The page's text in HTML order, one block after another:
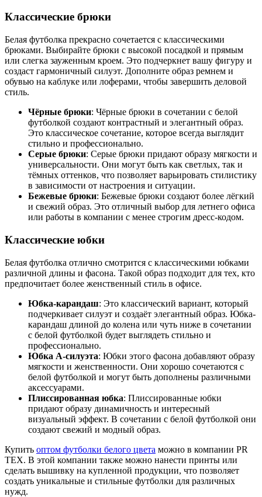
Классические брюки
Белая футболка прекрасно сочетается с классическими
брюками. Выбирайте брюки с высокой посадкой и прямым
или слегка зауженным кроем. Это подчеркнет вашу фигуру и
создаст гармоничный силуэт. Дополните образ ремнем и
обувью на каблуке или лоферами, чтобы завершить деловой
стиль.
Чёрные брюки: Чёрные брюки в сочетании с белой
футболкой создают контрастный и элегантный образ.
Это классическое сочетание, которое всегда выглядит
стильно и профессионально.
Серые брюки: Серые брюки придают образу мягкости и
универсальности. Они могут быть как светлых, так и
тёмных оттенков, что позволяет варьировать стилистику
в зависимости от настроения и ситуации.
Бежевые брюки: Бежевые брюки создают более лёгкий
и свежий образ. Это отличный выбор для летнего офиса
или работы в компании с менее строгим дресс-кодом.
Классические юбки
Белая футболка отлично смотрится с классическими юбками
различной длины и фасона. Такой образ подходит для тех, кто
предпочитает более женственный стиль в офисе.
Юбка-карандаш: Это классический вариант, который
подчеркивает силуэт и создаёт элегантный образ. Юбка-
карандаш длиной до колена или чуть ниже в сочетании
с белой футболкой будет выглядеть стильно и
профессионально.
Юбка А-силуэта: Юбки этого фасона добавляют образу
мягкости и женственности. Они хорошо сочетаются с
белой футболкой и могут быть дополнены различными
аксессуарами.
Плиссированная юбка: Плиссированные юбки
придают образу динамичность и интересный
визуальный эффект. В сочетании с белой футболкой они
создают свежий и модный образ.
Купить оптом футболки белого цвета можно в компании PR
TEX. В этой компании также можно нанести принты или
сделать вышивку на купленной продукции, что позволяет
создать уникальные и стильные футболки для различных
нужд.